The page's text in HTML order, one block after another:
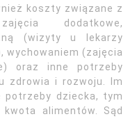
koszty związane z
dodatkowe,
(wizyty u lekarzy
wychowaniem (zajęcia
oraz inne potrzeby
zdrowia i rozwoju. Im
potrzeby dziecka, tym
alimentów. Sąd